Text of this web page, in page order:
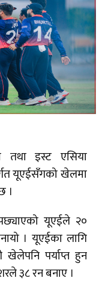
तथा इस्ट एसिया
यूएईसँगको खेलमा
।
यूएईले २०
। यूएईका लागि
पर्याप्त हुन
३८ रन बनाए ।